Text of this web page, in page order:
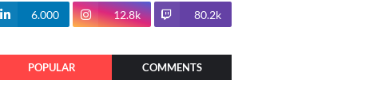
100.7k
6.000 12.8k 80.2k
POPULAR COMMENTS